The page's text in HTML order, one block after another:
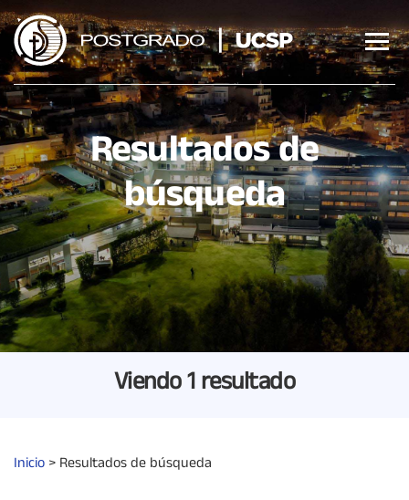
Saltar
al
contenido
Resultados de
búsqueda
Viendo1 resultado
Inicio>Resultados de búsqueda